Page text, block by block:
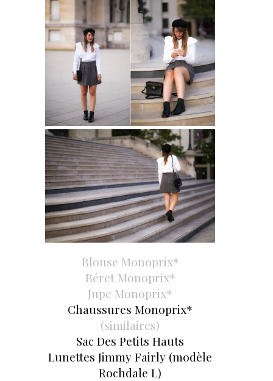
Blouse Monoprix*
Béret Monoprix*
Jupe Monoprix*
Chaussures Monoprix*
(similaires)
Sac Des Petits Hauts
Lunettes Jimmy Fairly (modèle
Rochdale L)